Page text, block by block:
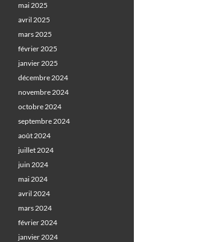
mai 2025
avril 2025
mars 2025
février 2025
janvier 2025
décembre 2024
novembre 2024
octobre 2024
septembre 2024
août 2024
juillet 2024
juin 2024
mai 2024
avril 2024
mars 2024
février 2024
janvier 2024